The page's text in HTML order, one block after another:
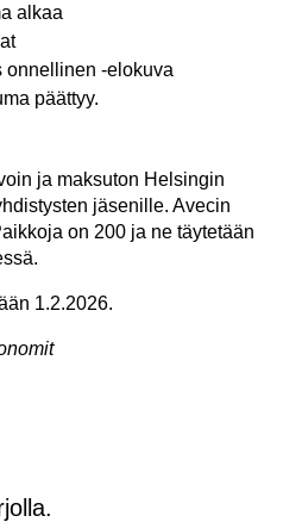
alkaa
onnellinen -elokuva
päättyy.
ja maksuton Helsingin
jäsenille. Avecin
on 200 ja ne täytetään
1.2.2026.